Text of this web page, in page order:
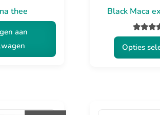
thee
aan
Black Maca
5.00
Opties